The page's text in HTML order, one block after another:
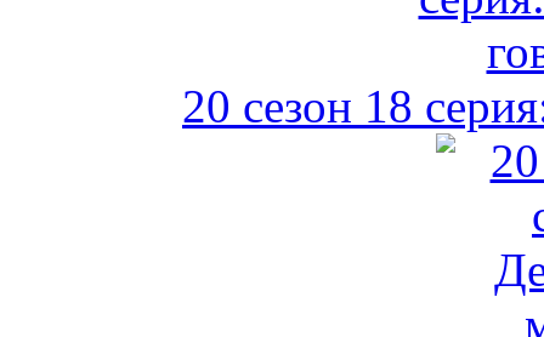
20 сезон 18